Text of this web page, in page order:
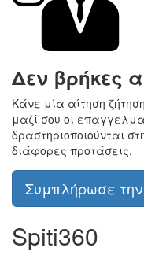
Δεν βρήκες
Κάνε μία αίτηση
μαζί σου οι
δραστηριοποιούνται
διάφορες προτάσεις.
Συμπλήρωσε την
Spiti360